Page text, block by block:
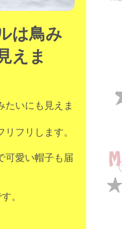
は鳥み
えま
たいにも見えま
フリします。
可愛い帽子も届
。